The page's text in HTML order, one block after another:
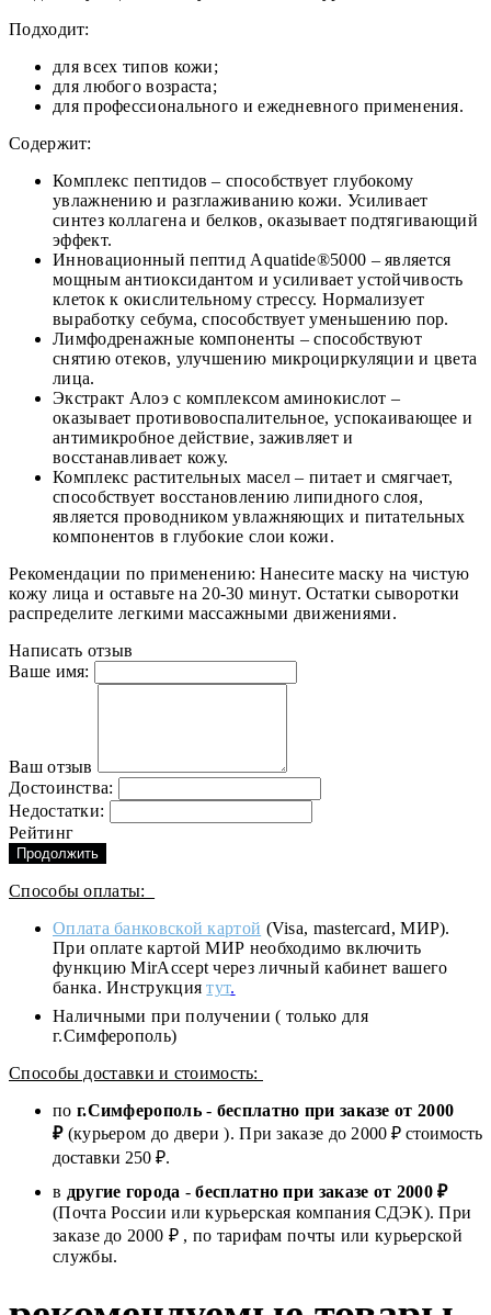
Подходит:
для всех типов кожи;
для любого возраста;
для профессионального и ежедневного применения.
Содержит:
Комплекс пептидов – способствует глубокому
увлажнению и разглаживанию кожи. Усиливает
синтез коллагена и белков, оказывает подтягивающий
эффект.
Инновационный пептид Aquatide®5000 – является
мощным антиоксидантом и усиливает устойчивость
клеток к окислительному стрессу. Нормализует
выработку себума, способствует уменьшению пор.
Лимфодренажные компоненты – способствуют
снятию отеков, улучшению микроциркуляции и цвета
лица.
Экстракт Алоэ с комплексом аминокислот –
оказывает противовоспалительное, успокаивающее и
антимикробное действие, заживляет и
восстанавливает кожу.
Комплекс растительных масел – питает и смягчает,
способствует восстановлению липидного слоя,
является проводником увлажняющих и питательных
компонентов в глубокие слои кожи.
Рекомендации по применению: Нанесите маску на чистую
кожу лица и оставьте на 20-30 минут. Остатки сыворотки
распределите легкими массажными движениями.
Написать отзыв
Ваше имя:
Ваш отзыв
Достоинства:
Недостатки:
Рейтинг
Продолжить
Способы оплаты:
Оплата банковской картой (Visa, mastercard, МИР).
При оплате картой МИР необходимо включить
функцию MirAccept через личный кабинет вашего
банка. Инструкциятут.
Наличными при получении ( только для
г.Симферополь)
Способы доставки и стоимость:
по г.Симферополь- бесплатно при заказе от 2000
₽(курьером до двери ). При заказе до 2000 ₽ стоимость
доставки 250 ₽.
в другие города -бесплатно при заказе от 2000 ₽
(Почта России или курьерская компания СДЭК). При
заказе до 2000 ₽ , по тарифам почты или курьерской
службы.